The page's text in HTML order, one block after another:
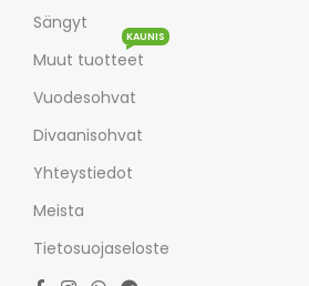
Sängyt
Muut tuotteet
KAUNIS
Vuodesohvat
Divaanisohvat
Yhteystiedot
Meista
Tietosuojaseloste